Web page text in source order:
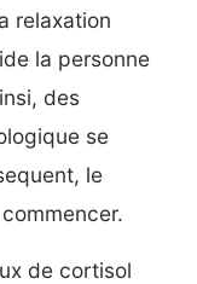
relaxation
la personne
des
se
le
de cortisol